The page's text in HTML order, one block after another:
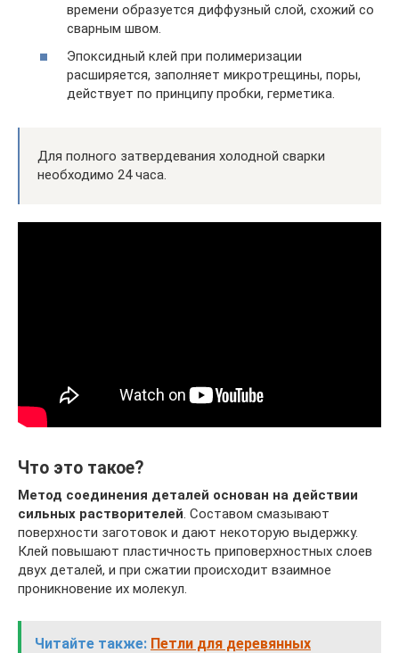
времени образуется диффузный слой, схожий со
сварным швом.
Эпоксидный клей при полимеризации
расширяется, заполняет микротрещины, поры,
действует по принципу пробки, герметика.
Для полного затвердевания холодной сварки
необходимо 24 часа.
Что это такое?
Метод соединения деталей основан на действии
сильных растворителей. Составом смазывают
поверхности заготовок и дают некоторую выдержку.
Клей повышают пластичность приповерхностных слоев
двух деталей, и при сжатии происходит взаимное
проникновение их молекул.
Читайте также: Петли для деревянных